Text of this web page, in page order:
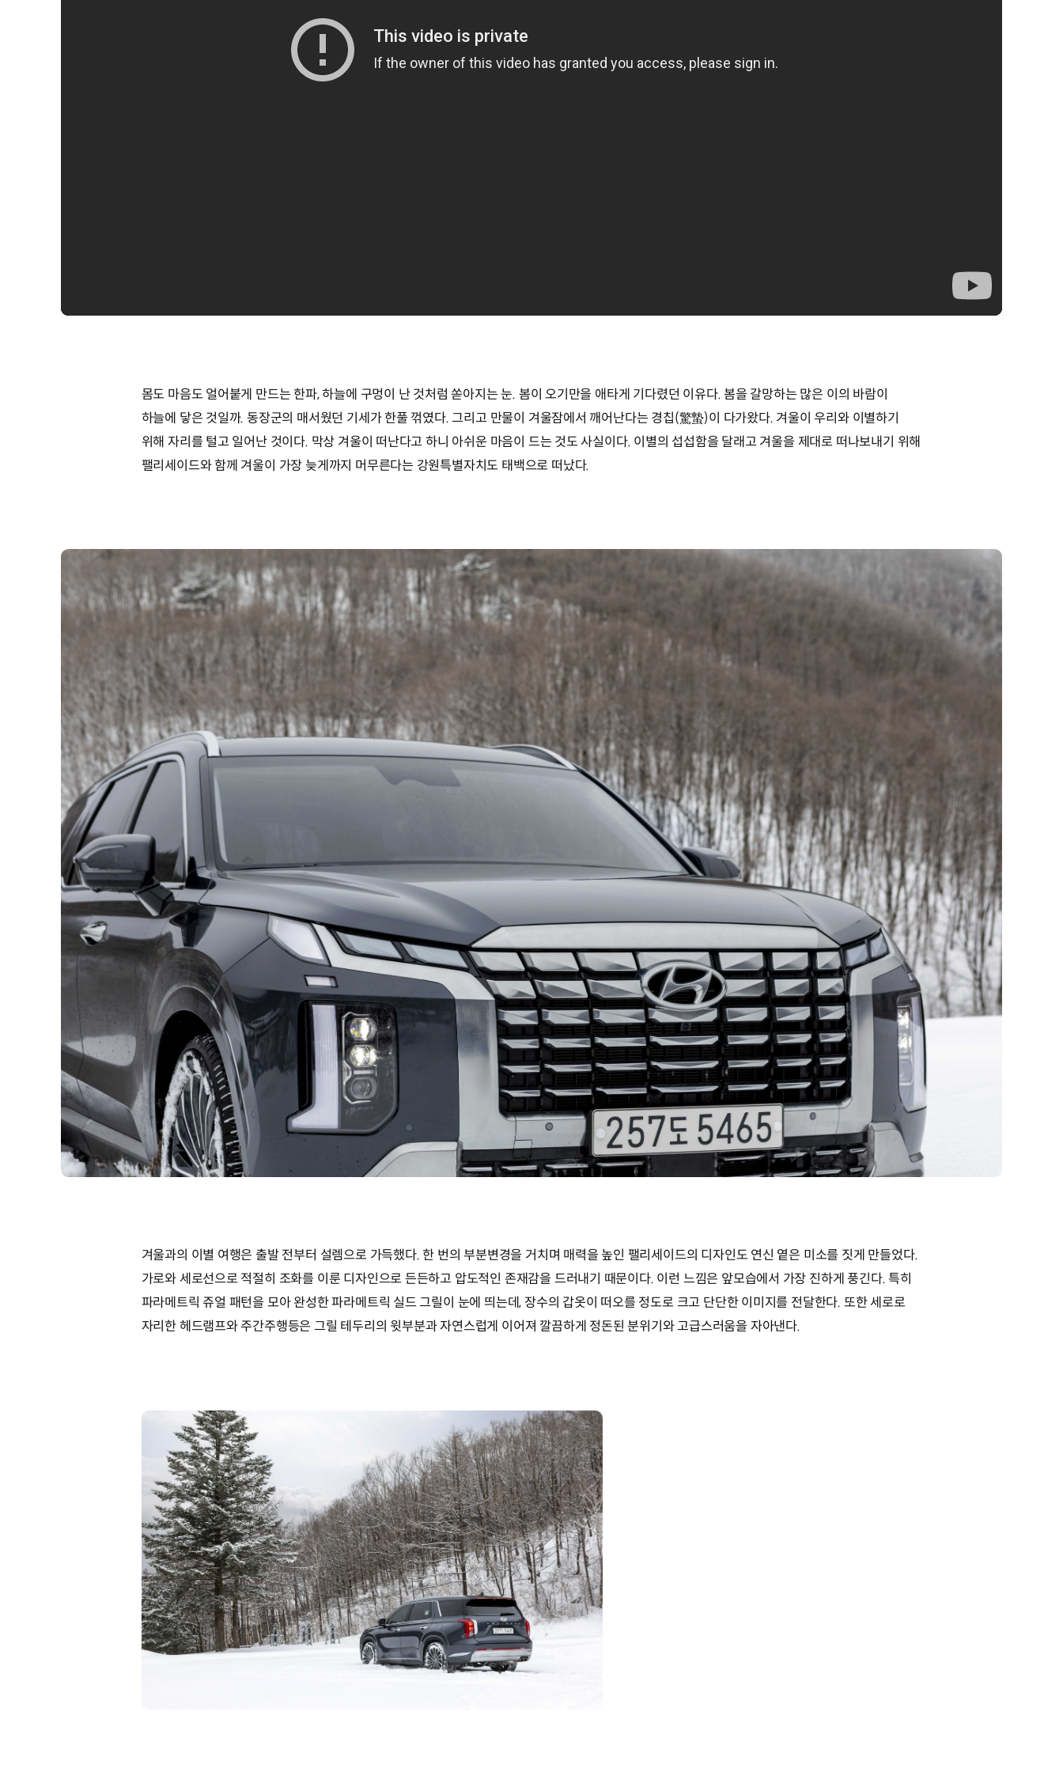
몸도 마음도 얼어붙게 만드는 한파, 하늘에 구멍이 난 것처럼 쏟아지는 눈. 봄이 오기만을 애타게 기다렸던 이유다. 봄을 갈망하는 많은 이의 바람이
하늘에 닿은 것일까. 동장군의 매서웠던 기세가 한풀 꺾였다. 그리고 만물이 겨울잠에서 깨어난다는 경칩(驚蟄)이 다가왔다. 겨울이 우리와 이별하기
위해 자리를 털고 일어난 것이다. 막상 겨울이 떠난다고 하니 아쉬운 마음이 드는 것도 사실이다. 이별의 섭섭함을 달래고 겨울을 제대로 떠나보내기 위해
팰리세이드와 함께 겨울이 가장 늦게까지 머무른다는 강원특별자치도 태백으로 떠났다.
겨울과의 이별 여행은 출발 전부터 설렘으로 가득했다. 한 번의 부분변경을 거치며 매력을 높인 팰리세이드의 디자인도 연신 옅은 미소를 짓게 만들었다.
가로와 세로선으로 적절히 조화를 이룬 디자인으로 든든하고 압도적인 존재감을 드러내기 때문이다. 이런 느낌은 앞모습에서 가장 진하게 풍긴다. 특히
파라메트릭 쥬얼 패턴을 모아 완성한 파라메트릭 실드 그릴이 눈에 띄는데, 장수의 갑옷이 떠오를 정도로 크고 단단한 이미지를 전달한다. 또한 세로로
자리한 헤드램프와 주간주행등은 그릴 테두리의 윗부분과 자연스럽게 이어져 깔끔하게 정돈된 분위기와 고급스러움을 자아낸다.